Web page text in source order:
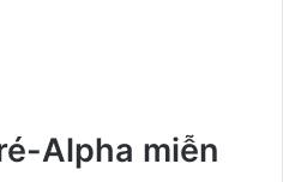
Alpha miễn